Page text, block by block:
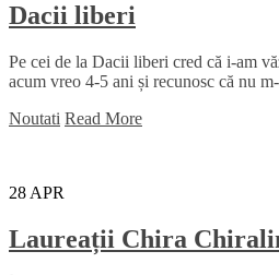
Dacii liberi
Pe cei de la Dacii liberi cred că i-am
acum vreo 4-5 ani și recunosc că nu
Noutati Read More
28 APR
Laureații Chira